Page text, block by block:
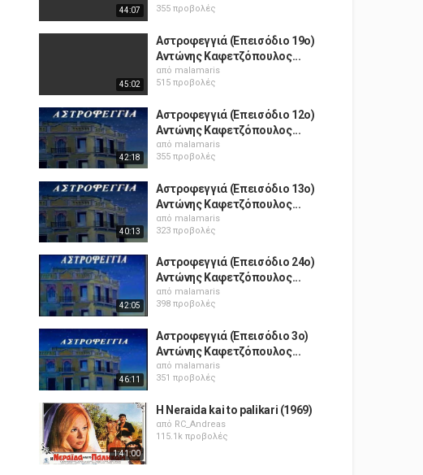
44:07
355 προβολές
45:02
Αστροφεγγιά (Επεισόδιο 19ο)
Αντώνης Καφετζόπουλος...
από malamaris
515 προβολές
42:18
Αστροφεγγιά (Επεισόδιο 12ο)
Αντώνης Καφετζόπουλος...
από malamaris
355 προβολές
40:13
Αστροφεγγιά (Επεισόδιο 13ο)
Αντώνης Καφετζόπουλος...
από malamaris
323 προβολές
42:05
Αστροφεγγιά (Επεισόδιο 24ο)
Αντώνης Καφετζόπουλος...
από malamaris
398 προβολές
46:11
Αστροφεγγιά (Επεισόδιο 3ο)
Αντώνης Καφετζόπουλος...
από malamaris
351 προβολές
1:41:00
H Neraida kai to palikari (1969)
από RC_Andreas
115.1k προβολές